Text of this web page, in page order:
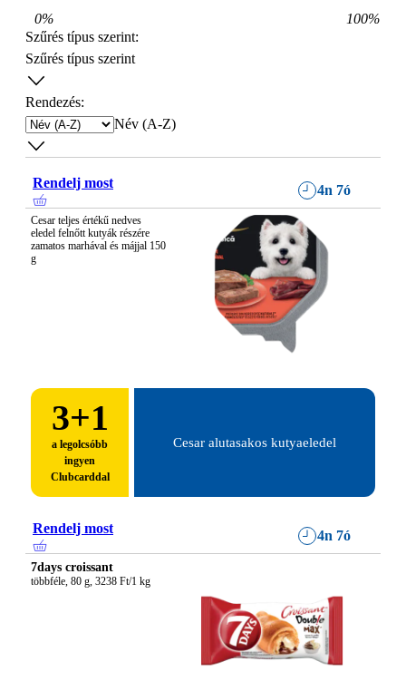
0% 100%
Szűrés típus szerint:
Szűrés típus szerint
Rendezés:
Név (A-Z)
Rendelj most 4n 7ó
Cesar teljes értékű nedves
eledel felnőtt kutyák részére
zamatos marhával és májjal 150
g
3+1
a legolcsóbb
ingyen
Clubcarddal
Cesar alutasakos kutyaeledel
Rendelj most 4n 7ó
7days croissant
többféle, 80 g, 3238 Ft/1 kg